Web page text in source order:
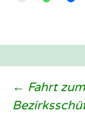
← Fahrt zum